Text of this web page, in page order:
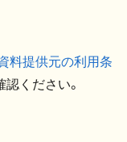
料提供元の利用条
認ください。